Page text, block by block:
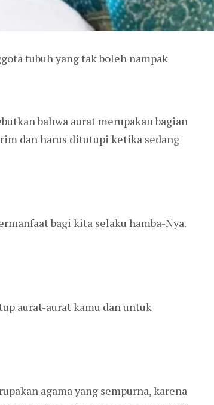
tubuh yang tak boleh nampak
bahwa aurat merupakan bagian
dan harus ditutupi ketika sedang
bagi kita selaku hamba-Nya.
aurat-aurat kamu dan untuk
agama yang sempurna, karena